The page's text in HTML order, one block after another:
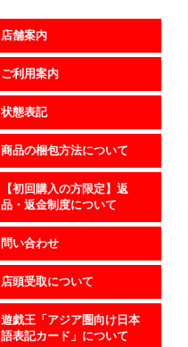
店舗案内
ご利用案内
状態表記
商品の梱包方法について
【初回購入の方限定】返
品・返金制度について
問い合わせ
店頭受取について
遊戯王「アジア圏向け日本
語表記カード」について